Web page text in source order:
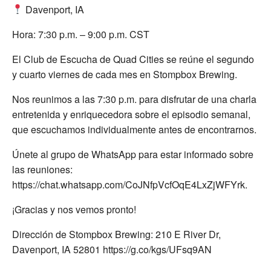
Davenport, IA
Hora: 7:30 p.m. – 9:00 p.m. CST
El Club de Escucha de Quad Cities se reúne el segundo
y cuarto viernes de cada mes en Stompbox Brewing.
Nos reunimos a las 7:30 p.m. para disfrutar de una charla
entretenida y enriquecedora sobre el episodio semanal,
que escuchamos individualmente antes de encontrarnos.
Únete al grupo de WhatsApp para estar informado sobre
las reuniones:
https://chat.whatsapp.com/CoJNfpVcfOqE4LxZjWFYrk.
¡Gracias y nos vemos pronto!
Dirección de Stompbox Brewing: 210 E River Dr,
Davenport, IA 52801 https://g.co/kgs/UFsq9AN